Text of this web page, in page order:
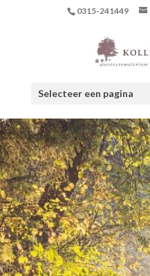
0315-241449
Selecteer een pagina